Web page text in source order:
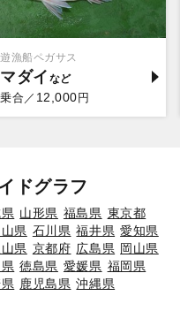
遊漁船ペガサス
マダイ
乗合／ 12,000円
ドグラフ
山形県 福島県 東京都
県 石川県 福井県 愛知県
県 京都府 広島県 岡山県
徳島県 愛媛県 福岡県
鹿児島県 沖縄県